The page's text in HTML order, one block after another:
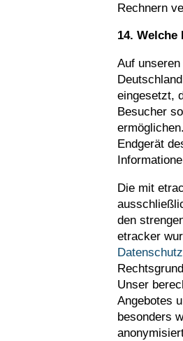
Rechnern
14.
Auf
eingesetzt,
Besucher
Endgerät
Die mit
den
etracker
Unser
Angebotes
besonders